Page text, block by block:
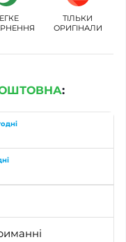
ТІЛЬКИ
ОРИГІНАЛИ
: